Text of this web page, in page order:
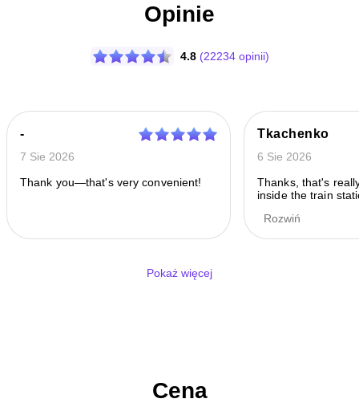
Opinie
4.8 (22234 opinii)
-
7 Sie 2026
Thank you—that's very convenient!
Tkachenko
6 Sie 2026
Thanks, that's
inside the train
storage there.
Rozwiń
Pokaż więcej
Cena